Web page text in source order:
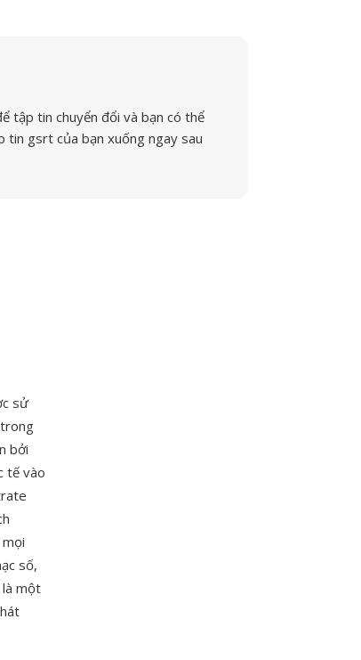
tập tin chuyển đổi và bạn có thể
tin gsrt của bạn xuống ngay sau
sử
bởi
tế vào
số,
là một